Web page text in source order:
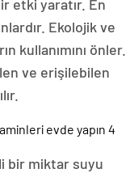
etki yaratır. En
Ekolojik ve
kullanımını önler.
ve erişilebilen
bir miktar suyu